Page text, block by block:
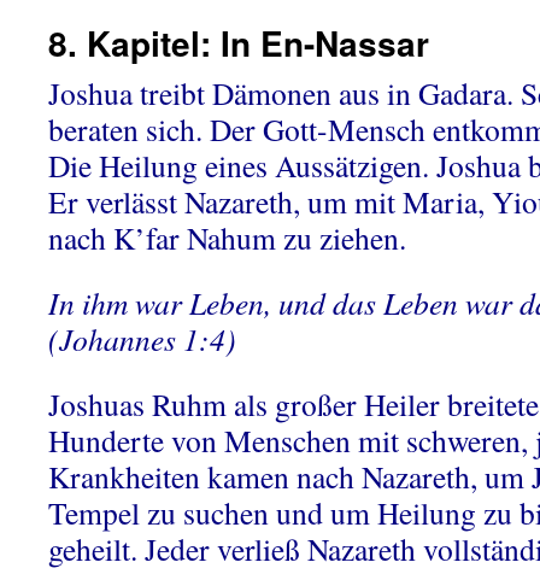
8. Kapitel: In En-Nassar
Joshua treibt Dämonen aus in Gadara.
beraten sich. Der Gott-Mensch
Die Heilung eines Aussätzigen. Joshua
Er verlässt Nazareth, um mit Maria,
nach K’far Nahum zu ziehen.
In ihm war Leben, und das Leben war
(Johannes 1:4)
Joshuas Ruhm als großer Heiler
Hunderte von Menschen mit schweren,
Krankheiten kamen nach Nazareth, um
Tempel zu suchen und um Heilung zu
geheilt. Jeder verließ Nazareth